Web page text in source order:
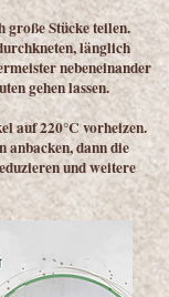
große Stücke teilen.
länglich
nebeneinander
gehen lassen.
auf 220°C vorheizen.
anbacken, dann die
und weitere